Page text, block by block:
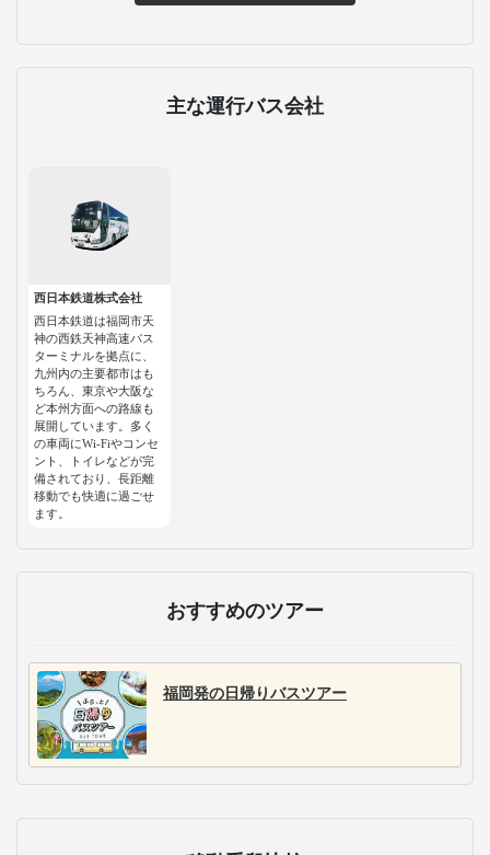
主な運行バス会社
西日本鉄道株式会社
西日本鉄道は福岡市天
神の西鉄天神高速バス
ターミナルを拠点に、
九州内の主要都市はも
ちろん、東京や大阪な
ど本州方面への路線も
展開しています。多く
の車両にWi-Fiやコンセ
ント、トイレなどが完
備されており、長距離
移動でも快適に過ごせ
ます。
おすすめのツアー
福岡発の日帰りバスツアー